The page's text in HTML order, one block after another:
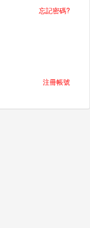
忘記密碼?
注冊帳號